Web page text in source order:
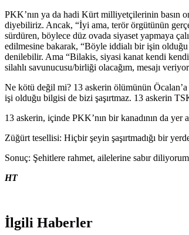
PKK’nın ya da hadi Kürt milliyetçilerinin basın
diyebiliriz. Ancak, “İyi ama, terör örgütünün
sürdüren, böylece düz ovada siyaset yapmaya
edilmesine bakarak, “Böyle iddialı bir işin
denilebilir. Ama “Bilakis, siyasi kanat kendi
silahlı savunucusu/birliği olacağım, mesajı
Ne kötü değil mi? 13 askerin ölümünün
işi olduğu bilgisi de bizi şaşırtmaz. 13 askerin
13 askerin, içinde PKK’nın bir kanadının da yer
Züğürt tesellisi: Hiçbir şeyin şaşırtmadığı bir
Sonuç: Şehitlere rahmet, ailelerine sabır
HT
İlgili Haberler